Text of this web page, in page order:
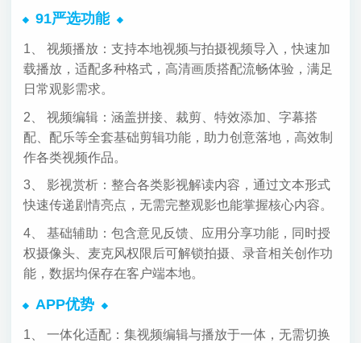
91严选功能
1、 视频播放：支持本地视频与拍摄视频导入，快速加
载播放，适配多种格式，高清画质搭配流畅体验，满足
日常观影需求。
2、 视频编辑：涵盖拼接、裁剪、特效添加、字幕搭
配、配乐等全套基础剪辑功能，助力创意落地，高效制
作各类视频作品。
3、 影视赏析：整合各类影视解读内容，通过文本形式
快速传递剧情亮点，无需完整观影也能掌握核心内容。
4、 基础辅助：包含意见反馈、应用分享功能，同时授
权摄像头、麦克风权限后可解锁拍摄、录音相关创作功
能，数据均保存在客户端本地。
APP优势
1、 一体化适配：集视频编辑与播放于一体，无需切换